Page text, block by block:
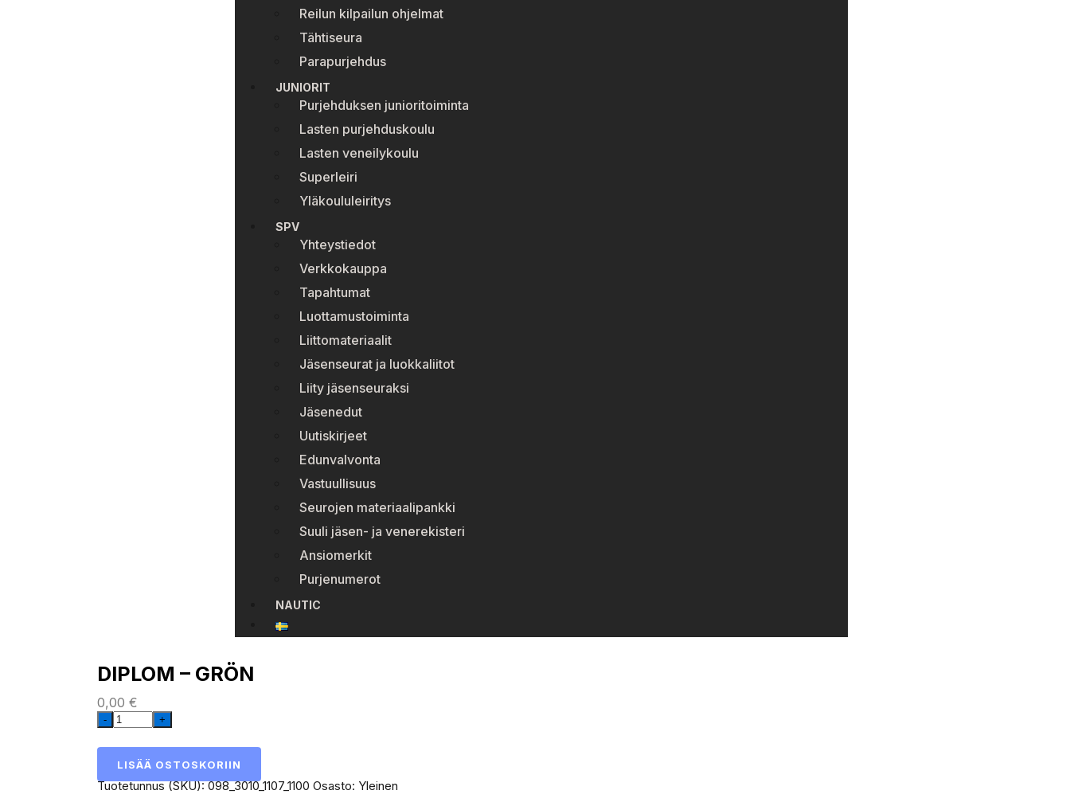
Reilun kilpailun ohjelmat
Tähtiseura
Parapurjehdus
JUNIORIT
Purjehduksen junioritoiminta
Lasten purjehduskoulu
Lasten veneilykoulu
Superleiri
Yläkoululeiritys
SPV
Yhteystiedot
Verkkokauppa
Tapahtumat
Luottamustoiminta
Liittomateriaalit
Jäsenseurat ja luokkaliitot
Liity jäsenseuraksi
Jäsenedut
Uutiskirjeet
Edunvalvonta
Vastuullisuus
Seurojen materiaalipankki
Suuli jäsen- ja venerekisteri
Ansiomerkit
Purjenumerot
NAUTIC
DIPLOM – GRÖN
0,00 €
LISÄÄ OSTOSKORIIN
Tuotetunnus (SKU):098_3010_1107_1100 Osasto: Yleinen